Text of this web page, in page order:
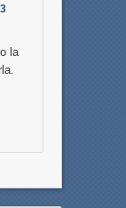
la